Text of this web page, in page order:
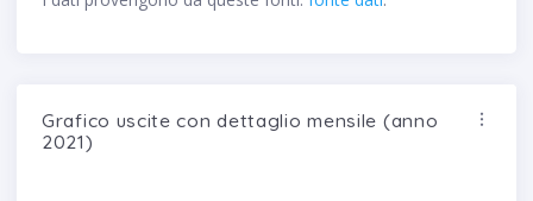
Grafico uscite con dettaglio mensile (anno
2021)